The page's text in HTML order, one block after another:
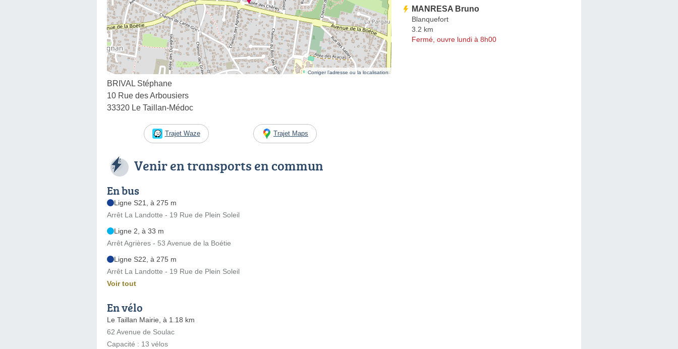
Corriger l’adresse ou la localisation
BRIVAL Stéphane
10 Rue des Arbousiers
33320 Le Taillan-Médoc
Trajet Waze Trajet Maps
Venir en transports en commun
En bus
Ligne S21, à 275 m
Arrêt La Landotte - 19 Rue de Plein Soleil
Ligne 2, à 33 m
Arrêt Agrières - 53 Avenue de la Boétie
Ligne S22, à 275 m
Arrêt La Landotte - 19 Rue de Plein Soleil
Voir tout
En vélo
Le Taillan Mairie, à 1.18 km
62 Avenue de Soulac
Capacité : 13 vélos
MANRESA Bruno
Blanquefort
3.2 km
Fermé, ouvre lundi à 8h00